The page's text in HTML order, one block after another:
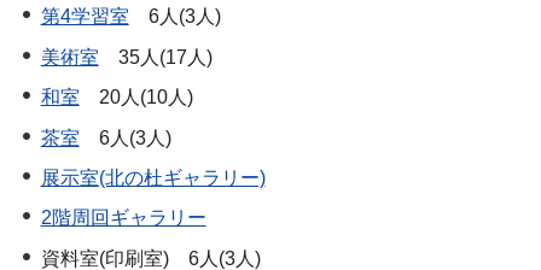
第4学習室 6人(3人)
美術室 35人(17人)
和室 20人(10人)
茶室 6人(3人)
展示室(北の杜ギャラリー)
2階周回ギャラリー
資料室(印刷室) 6人(3人)